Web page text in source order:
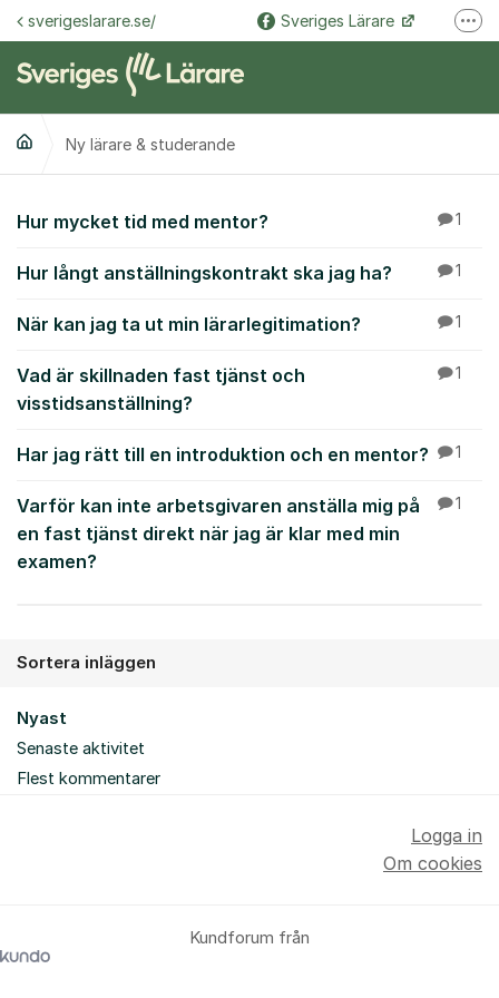
Hoppa till innehåll
sverigeslarare.se/ Sveriges Lärare
Ny lärare & studerande
Ny lärare &
Hur mycket tid med mentor? 1
Hur långt anställningskontrakt ska jag ha? 1
När kan jag ta ut min lärarlegitimation? 1
Vad är skillnaden fast tjänst och
visstidsanställning?
1
Har jag rätt till en introduktion och en mentor? 1
Varför kan inte arbetsgivaren anställa mig på
en fast tjänst direkt när jag är klar med min
examen?
1
Sortera inläggen
Nyast
Senaste aktivitet
Flest kommentarer
Kundforum från
Logga in
Om cookies